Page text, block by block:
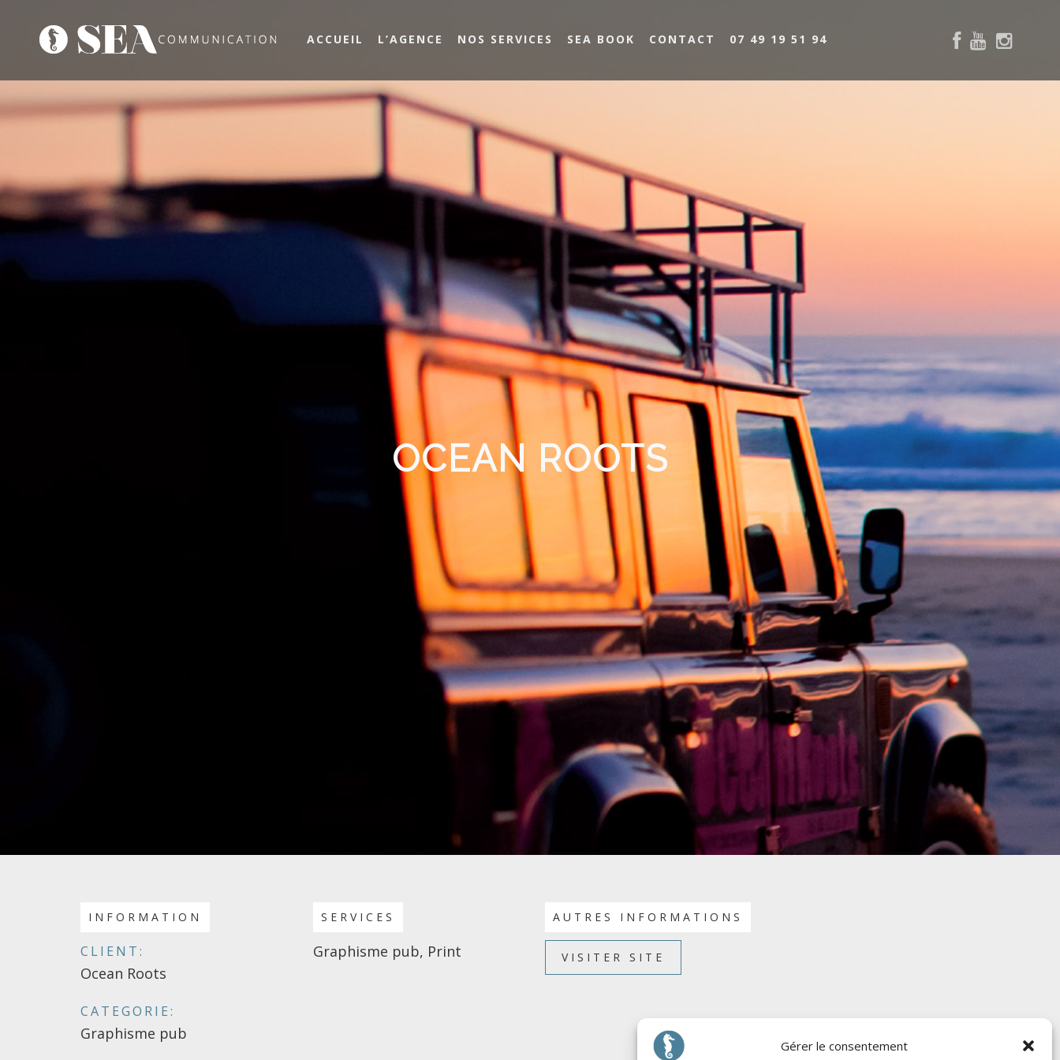
Gérer le consentement
ACCUEIL L’AGENCE NOS SERVICES SEA BOOK CONTACT 07 49 19 51 94
OCEAN ROOTS
INFORMATION
CLIENT:
Ocean Roots
CATEGORIE:
Graphisme pub
SERVICES
Graphisme pub, Print
AUTRES INFORMATIONS
VISITER SITE